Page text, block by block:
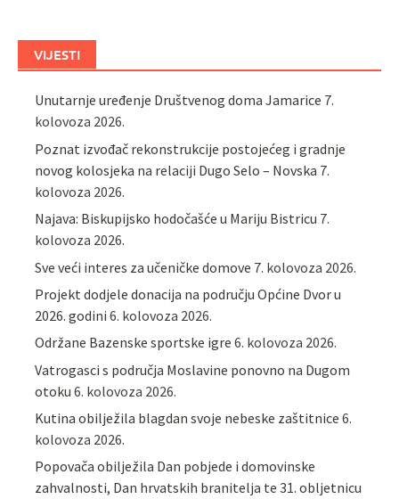
VIJESTI
Unutarnje uređenje Društvenog doma Jamarice 7.
kolovoza 2026.
Poznat izvođač rekonstrukcije postojećeg i gradnje
novog kolosjeka na relaciji Dugo Selo – Novska 7.
kolovoza 2026.
Najava: Biskupijsko hodočašće u Mariju Bistricu 7.
kolovoza 2026.
Sve veći interes za učeničke domove 7. kolovoza 2026.
Projekt dodjele donacija na području Općine Dvor u
2026. godini 6. kolovoza 2026.
Održane Bazenske sportske igre 6. kolovoza 2026.
Vatrogasci s područja Moslavine ponovno na Dugom
otoku 6. kolovoza 2026.
Kutina obilježila blagdan svoje nebeske zaštitnice 6.
kolovoza 2026.
Popovača obilježila Dan pobjede i domovinske
zahvalnosti, Dan hrvatskih branitelja te 31. obljetnicu